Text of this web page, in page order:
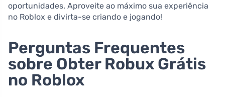
oportunidades. Aproveite ao máximo sua experiência
no Roblox e divirta-se criando e jogando!
Perguntas Frequentes
sobre Obter Robux Grátis
no Roblox